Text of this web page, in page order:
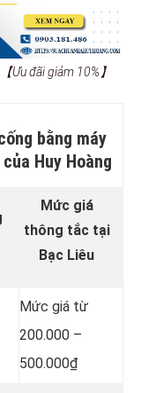
Ưu đãi giảm 10%】
bằng máy
Huy Hoàng
Mức giá
thông tắc tại
Bạc Liêu
Mức giá từ
200.000 –
500.000₫